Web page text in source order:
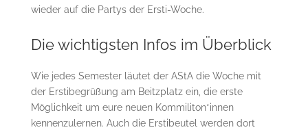
wieder auf die Partys der Ersti-Woche.
Die wichtigsten Infos im Überblick
Wie jedes Semester läutet der AStA die Woche mit
der Erstibegrüßung am Beitzplatz ein, die erste
Möglichkeit um eure neuen Kommiliton*innen
kennenzulernen. Auch die Erstibeutel werden dort